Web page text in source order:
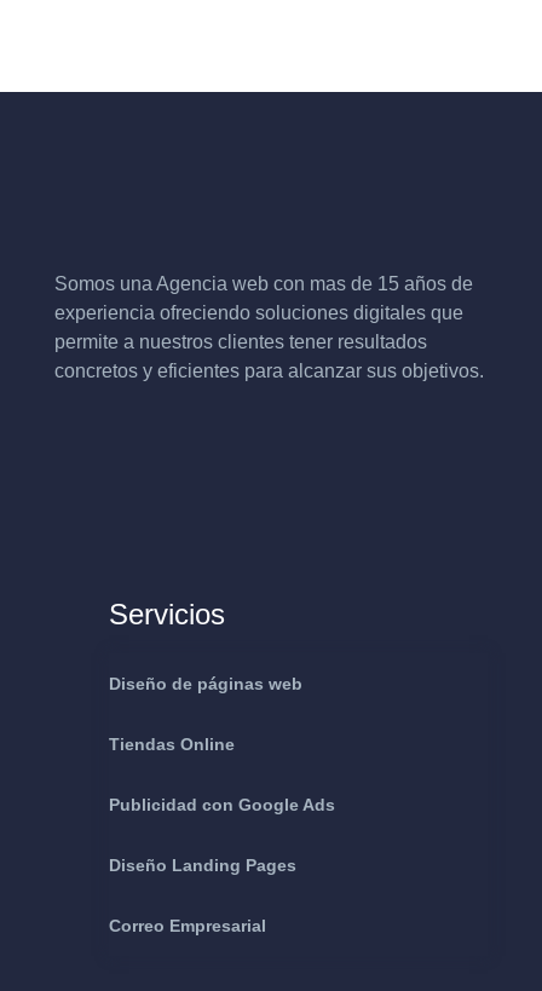
Somos una Agencia web con mas de 15 años de
experiencia ofreciendo soluciones digitales que
permite a nuestros clientes tener resultados
concretos y eficientes para alcanzar sus objetivos.
Servicios
Diseño de páginas web
Tiendas Online
Publicidad con Google Ads
Diseño Landing Pages
Correo Empresarial